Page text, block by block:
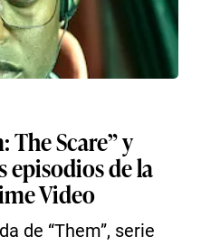
The Scare” y
episodios de la
Video
de “Them”, serie